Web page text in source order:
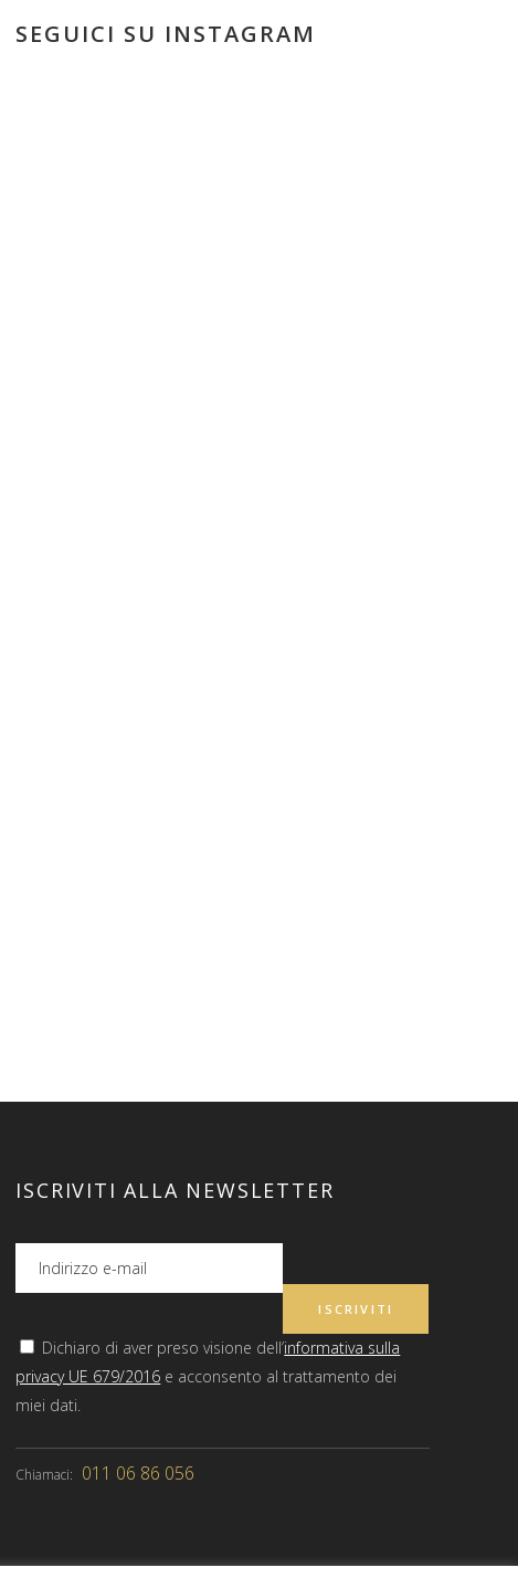
SEGUICI SU INSTAGRAM
ISCRIVITI ALLA NEWSLETTER
Dichiaro di aver preso visione dell’informativa sulla
privacy UE 679/2016 e acconsento al trattamento dei
miei dati.
Chiamaci: 011 06 86 056